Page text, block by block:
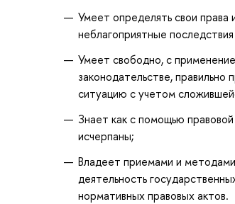
Умеет определять свои права
неблагоприятные
Умеет свободно, с
законодательстве, правильно
ситуацию с учетом
Знает как с помощью
исчерпаны;
Владеет приемами и
деятельность
нормативных правовых актов.